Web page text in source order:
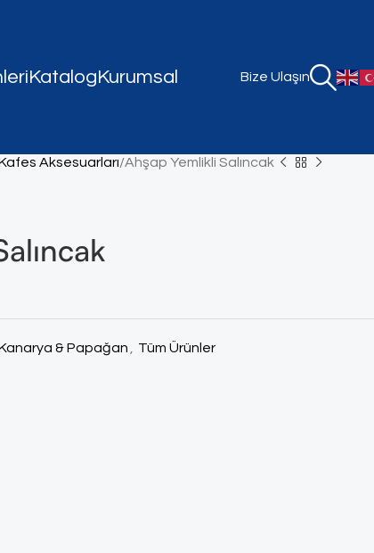
KatalogKurumsal Bize Ulaşın
Aksesuarları Ahşap Yemlikli Salıncak
& Papağan Tüm Ürünler